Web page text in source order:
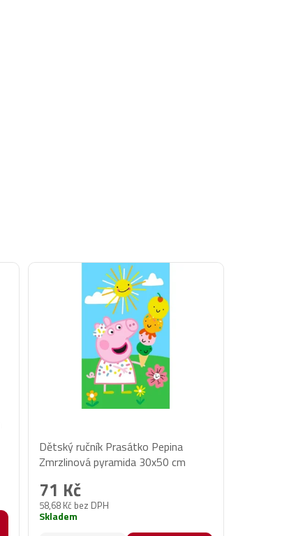
hodnocení
produktu
je
5,0
Dětský ručník Prasátko Pepina
Zmrzlinová pyramida 30x50 cm
58,68 Kč bez DPH
71 Kč
Skladem